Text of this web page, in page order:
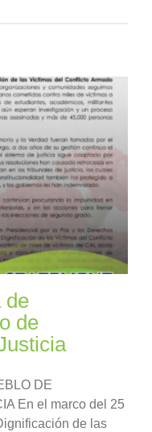
de
de
DE
En el marco del 25
de las